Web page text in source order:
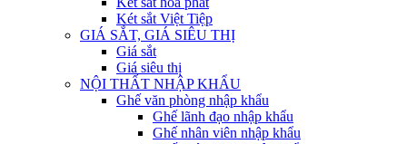
Két sắt Việt Tiệp
GIÁ SẮT, GIÁ SIÊU THỊ
Giá sắt
Giá siêu thị
NỘI THẤT NHẬP KHẨU
Ghế văn phòng nhập khẩu
Ghế lãnh đạo nhập khẩu
Ghế nhân viên nhập khẩu